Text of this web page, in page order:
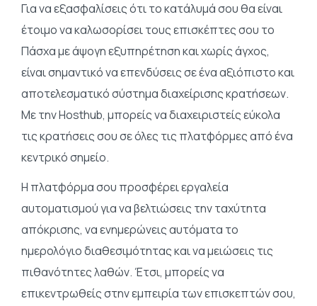
Για να εξασφαλίσεις ότι το κατάλυμά σου θα είναι
έτοιμο να καλωσορίσει τους επισκέπτες σου το
Πάσχα με άψογη εξυπηρέτηση και χωρίς άγχος,
είναι σημαντικό να επενδύσεις σε ένα αξιόπιστο και
αποτελεσματικό σύστημα διαχείρισης κρατήσεων.
Με την Hosthub, μπορείς να διαχειριστείς εύκολα
τις κρατήσεις σου σε όλες τις πλατφόρμες από ένα
κεντρικό σημείο.
Η πλατφόρμα σου προσφέρει εργαλεία
αυτοματισμού για να βελτιώσεις την ταχύτητα
απόκρισης, να ενημερώνεις αυτόματα το
ημερολόγιο διαθεσιμότητας και να μειώσεις τις
πιθανότητες λαθών. Έτσι, μπορείς να
επικεντρωθείς στην εμπειρία των επισκεπτών σου,